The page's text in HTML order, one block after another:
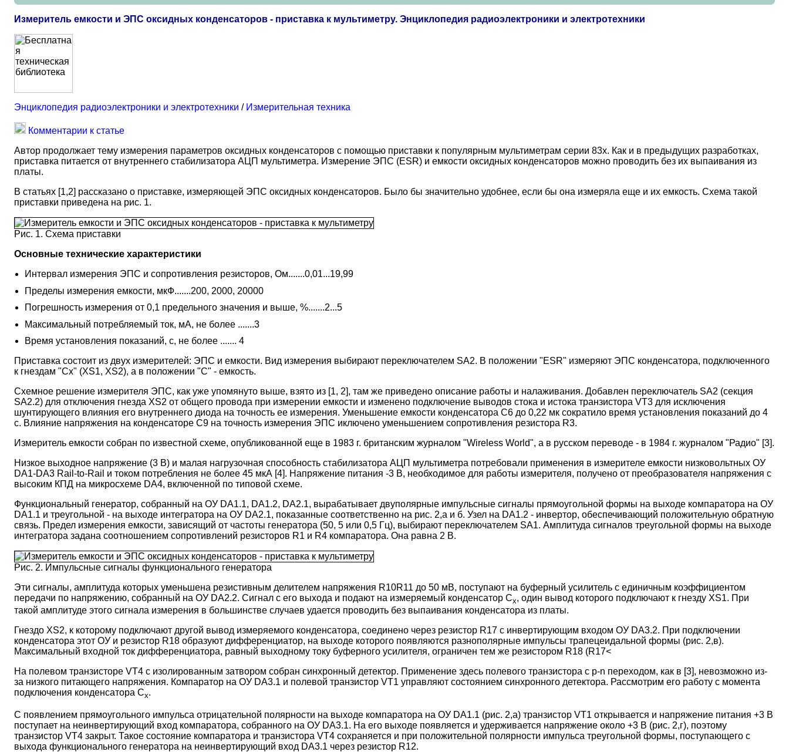
Измеритель емкости и ЭПС оксидных конденсаторов - приставка к мультиметру. Энциклопедия радиоэлектроники и электротехники
Энциклопедия радиоэлектроники и электротехники / Измерительная техника
Комментарии к статье
Автор продолжает тему измерения параметров оксидных конденсаторов с помощью приставки к популярным мультиметрам серии 83х. Как и в предыдущих разработках,
приставка питается от внутреннего стабилизатора АЦП мультиметра. Измерение ЭПС (ESR) и емкости оксидных конденсаторов можно проводить без их выпаивания из
платы.
В статьях [1,2] рассказано о приставке, измеряющей ЭПС оксидных конденсаторов. Было бы значительно удобнее, если бы она измеряла еще и их емкость. Схема такой
приставки приведена на рис. 1.
Рис. 1. Схема приставки
Основные технические характеристики
Интервал измерения ЭПС и сопротивления резисторов, Ом.......0,01...19,99
Пределы измерения емкости, мкФ.......200, 2000, 20000
Погрешность измерения от 0,1 предельного значения и выше, %.......2...5
Максимальный потребляемый ток, мА, не более .......3
Время установления показаний, с, не более ....... 4
Приставка состоит из двух измерителей: ЭПС и емкости. Вид измерения выбирают переключателем SA2. В положении "ESR" измеряют ЭПС конденсатора, подключенного
к гнездам "Cx" (XS1, XS2), а в положении "C" - емкость.
Схемное решение измерителя ЭПС, как уже упомянуто выше, взято из [1, 2], там же приведено описание работы и налаживания. Добавлен переключатель SA2 (секция
SA2.2) для отключения гнезда XS2 от общего провода при измерении емкости и изменено подключение выводов стока и истока транзистора VT3 для исключения
шунтирующего влияния его внутреннего диода на точность ее измерения. Уменьшение емкости конденсатора С6 до 0,22 мк сократило время установления показаний до 4
с. Влияние напряжения на конденсаторе С9 на точность измерения ЭПС иключено уменьшением сопротивления резистора R3.
Измеритель емкости собран по известной схеме, опубликованной еще в 1983 г. британским журналом "Wireless World", а в русском переводе - в 1984 г. журналом "Радио" [3].
Низкое выходное напряжение (3 В) и малая нагрузочная способность стабилизатора АЦП мультиметра потребовали применения в измерителе емкости низковольтных ОУ
DA1-DA3 Rail-to-Rail и током потребления не более 45 мкА [4]. Напряжение питания -3 В, необходимое для работы измерителя, получено от преобразователя напряжения с
высоким КПД на микросхеме DA4, включенной по типовой схеме.
Функциональный генератор, собранный на ОУ DA1.1, DA1.2, DA2.1, вырабатывает двуполярные импульсные сигналы прямоугольной формы на выходе компаратора на ОУ
DA1.1 и треугольной - на выходе интегратора на ОУ DA2.1, показанные соответственно на рис. 2,а и б. Узел на DA1.2 - инвертор, обеспечивающий положительную обратную
связь. Предел измерения емкости, зависящий от частоты генератора (50, 5 или 0,5 Гц), выбирают переключателем SA1. Амплитуда сигналов треугольной формы на выходе
интегратора задана соотношением сопротивлений резисторов R1 и R4 компаратора. Она равна 2 В.
Рис. 2. Импульсные сигналы функционального генератора
Эти сигналы, амплитуда которых уменьшена резистивным делителем напряжения R10R11 до 50 мВ, поступают на буферный усилитель с единичным коэффициентом
передачи по напряжению, собранный на ОУ DA2.2. Сигнал с его выхода и подают на измеряемый конденсатор Сх, один вывод которого подключают к гнезду XS1. При
такой амплитуде этого сигнала измерения в большинстве случаев удается проводить без выпаивания конденсатора из платы.
Гнездо XS2, к которому подключают другой вывод измеряемого конденсатора, соединено через резистор R17 с инвертирующим входом ОУ DA3.2. При подключении
конденсатора этот ОУ и резистор R18 образуют дифференциатор, на выходе которого появляются разнополярные импульсы трапецеидальной формы (рис. 2,в).
Максимальный входной ток дифференциатора, равный выходному току буферного усилителя, ограничен тем же резистором R18 (R17<
На полевом транзисторе VT4 с изолированным затвором собран синхронный детектор. Применение здесь полевого транзистора с p-n переходом, как в [3], невозможно из-
за низкого питающего напряжения. Компаратор на ОУ DA3.1 и полевой транзистор VT1 управляют состоянием синхронного детектора. Рассмотрим его работу с момента
подключения конденсатора Сх.
С появлением прямоугольного импульса отрицательной полярности на выходе компаратора на ОУ DA1.1 (рис. 2,а) транзистор VT1 открывается и напряжение питания +3 В
поступает на неинвертирующий вход компаратора, собранного на ОУ DA3.1. На его выходе появляется и удерживается напряжение около +3 В (рис. 2,г), поэтому
транзистор VT4 закрыт. Такое состояние компаратора и транзистора VT4 сохраняется и при положительной полярности импульса треугольной формы, поступающего с
выхода функционального генератора на неинвертирующий вход DA3.1 через резистор R12.